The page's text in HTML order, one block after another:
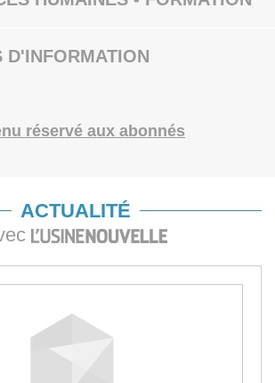
D'INFORMATION
réservé aux abonnés
ACTUALITÉ